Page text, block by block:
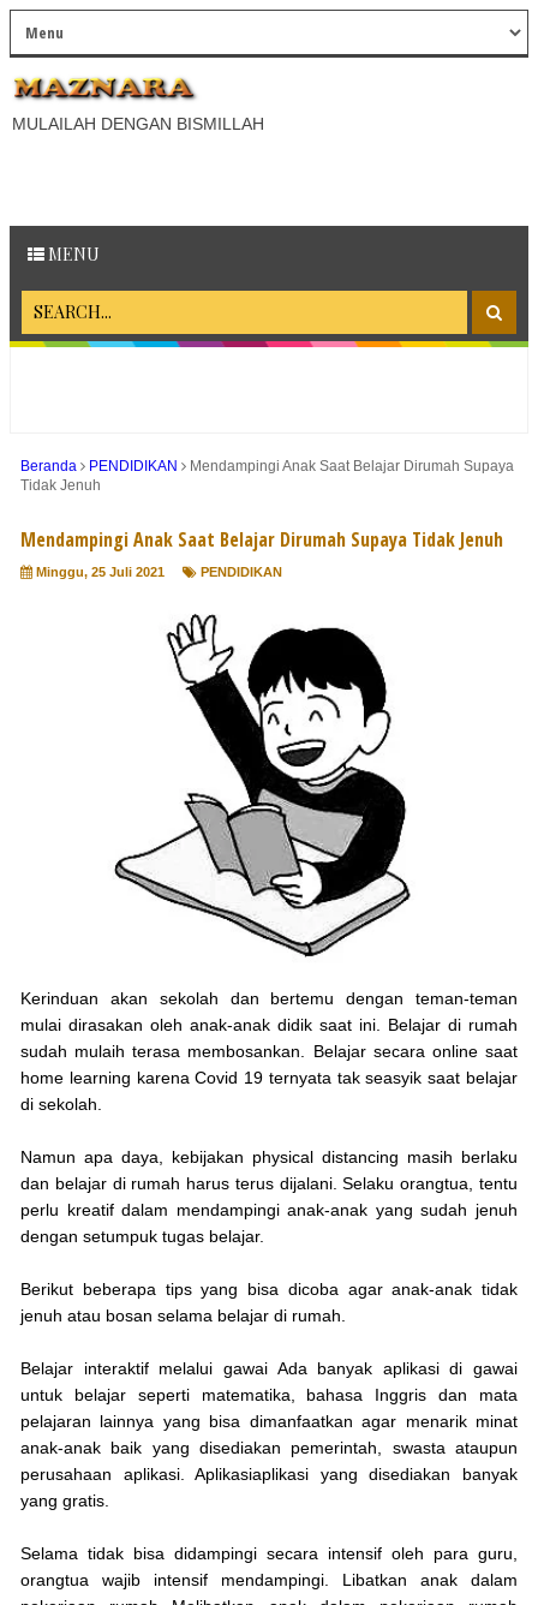
MULAILAH DENGAN BISMILLAH
MENU
Beranda PENDIDIKAN
Mendampingi Anak Saat Belajar Dirumah Supaya
Tidak Jenuh
Mendampingi Anak Saat Belajar Dirumah Supaya Tidak Jenuh
Minggu, 25 Juli 2021 PENDIDIKAN
Kerinduan akan sekolah dan bertemu dengan teman-teman
mulai dirasakan oleh anak-anak didik saat ini. Belajar di rumah
sudah mulaih terasa membosankan. Belajar secara online saat
home learning karena Covid 19 ternyata tak seasyik saat belajar
di sekolah.
Namun apa daya, kebijakan physical distancing masih berlaku
dan belajar di rumah harus terus dijalani. Selaku orangtua, tentu
perlu kreatif dalam mendampingi anak-anak yang sudah jenuh
dengan setumpuk tugas belajar.
Berikut beberapa tips yang bisa dicoba agar anak-anak tidak
jenuh atau bosan selama belajar di rumah.
Belajar interaktif melalui gawai Ada banyak aplikasi di gawai
untuk belajar seperti matematika, bahasa Inggris dan mata
pelajaran lainnya yang bisa dimanfaatkan agar menarik minat
anak-anak baik yang disediakan pemerintah, swasta ataupun
perusahaan aplikasi. Aplikasiaplikasi yang disediakan banyak
yang gratis.
Selama tidak bisa didampingi secara intensif oleh para guru,
orangtua wajib intensif mendampingi. Libatkan anak dalam